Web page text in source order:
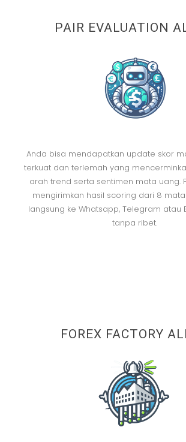
PAIR EVALUATION
Anda bisa mendapatkan update skor
terkuat dan terlemah yang
arah trend serta sentimen mata uang.
mengirimkan hasil scoring dari 8
langsung ke Whatsapp, Telegram atau
tanpa ribet.
FOREX FACTORY